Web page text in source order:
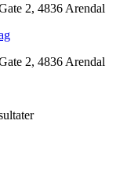
2, 4836 Arendal
2, 4836 Arendal